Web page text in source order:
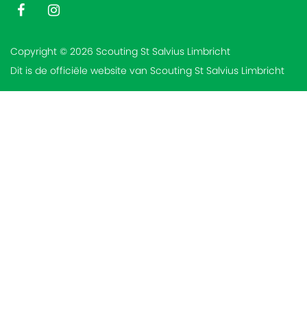
Copyright © 2026 Scouting St Salvius Limbricht
Dit is de officiële website van Scouting St Salvius Limbricht